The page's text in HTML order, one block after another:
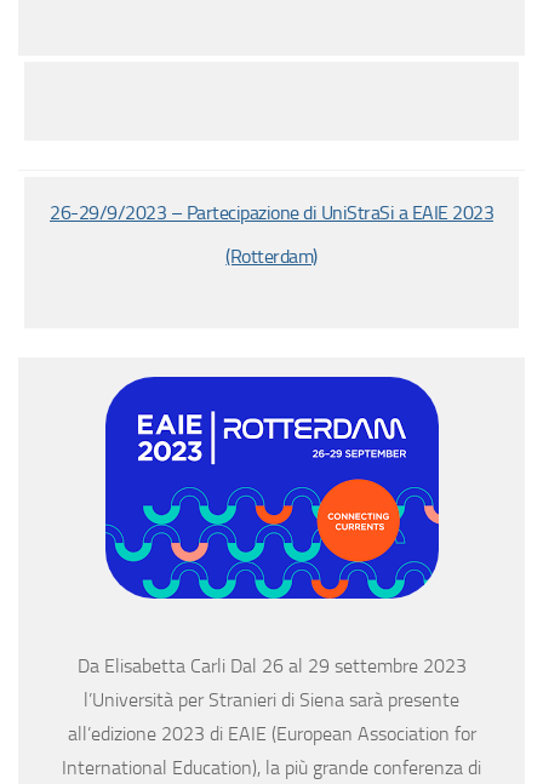
26-29/9/2023 – Partecipazione di UniStraSi a EAIE 2023
(Rotterdam)
Da Elisabetta Carli Dal 26 al 29 settembre 2023
l’Università per Stranieri di Siena sarà presente
all’edizione 2023 di EAIE (European Association for
International Education), la più grande conferenza di